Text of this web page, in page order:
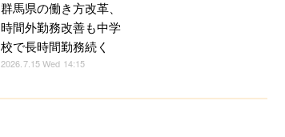
群馬県の働き方改革、
時間外勤務改善も中学
校で長時間勤務続く
2026.7.15 Wed 14:15